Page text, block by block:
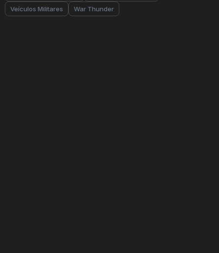
Veículos Militares War Thunder